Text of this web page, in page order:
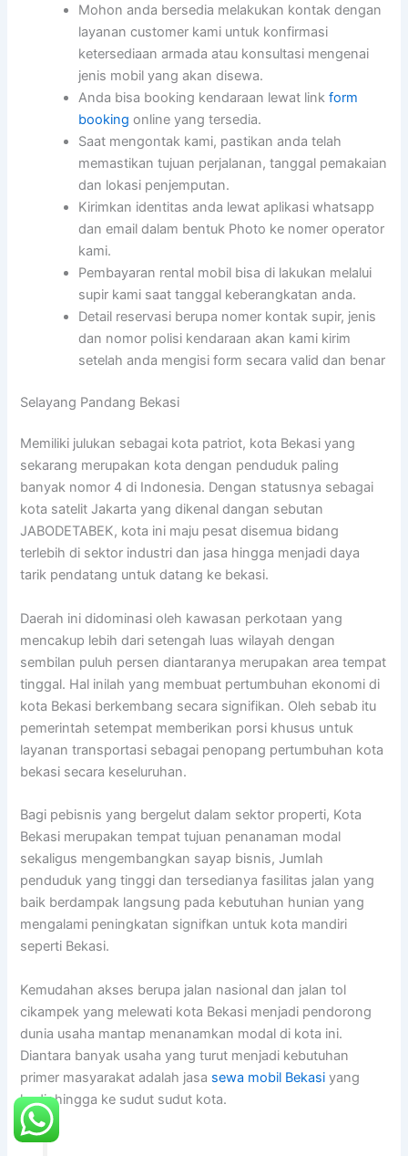
Mohon anda bersedia melakukan kontak dengan
layanan customer kami untuk konfirmasi
ketersediaan armada atau konsultasi mengenai
jenis mobil yang akan disewa.
Anda bisa booking kendaraan lewat linkform
booking online yang tersedia.
Saat mengontak kami, pastikan anda telah
memastikan tujuan perjalanan, tanggal pemakaian
dan lokasi penjemputan.
Kirimkan identitas anda lewat aplikasi whatsapp
dan email dalam bentuk Photo ke nomer operator
kami.
Pembayaran rental mobil bisa di lakukan melalui
supir kami saat tanggal keberangkatan anda.
Detail reservasi berupa nomer kontak supir, jenis
dan nomor polisi kendaraan akan kami kirim
setelah anda mengisi form secara valid dan benar
Selayang Pandang Bekasi
Memiliki julukan sebagai kota patriot, kota Bekasi yang
sekarang merupakan kota dengan penduduk paling
banyak nomor 4 di Indonesia. Dengan statusnya sebagai
kota satelit Jakarta yang dikenal dangan sebutan
JABODETABEK, kota ini maju pesat disemua bidang
terlebih di sektor industri dan jasa hingga menjadi daya
tarik pendatang untuk datang ke bekasi.
Daerah ini didominasi oleh kawasan perkotaan yang
mencakup lebih dari setengah luas wilayah dengan
sembilan puluh persen diantaranya merupakan area tempat
tinggal. Hal inilah yang membuat pertumbuhan ekonomi di
kota Bekasi berkembang secara signifikan. Oleh sebab itu
pemerintah setempat memberikan porsi khusus untuk
layanan transportasi sebagai penopang pertumbuhan kota
bekasi secara keseluruhan.
Bagi pebisnis yang bergelut dalam sektor properti, Kota
Bekasi merupakan tempat tujuan penanaman modal
sekaligus mengembangkan sayap bisnis, Jumlah
penduduk yang tinggi dan tersedianya fasilitas jalan yang
baik berdampak langsung pada kebutuhan hunian yang
mengalami peningkatan signifkan untuk kota mandiri
seperti Bekasi.
Kemudahan akses berupa jalan nasional dan jalan tol
cikampek yang melewati kota Bekasi menjadi pendorong
dunia usaha mantap menanamkan modal di kota ini.
Diantara banyak usaha yang turut menjadi kebutuhan
primer masyarakat adalah jasa sewa mobil Bekasi yang
hadir hingga ke sudut sudut kota.